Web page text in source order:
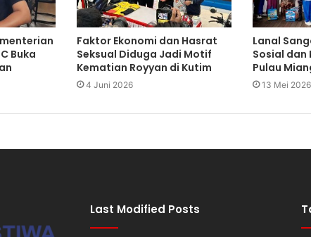
Buka
Faktor Ekonomi dan Hasrat
Seksual Diduga Jadi Motif
Kematian Royyan di Kutim
4 Juni 2026
Lanal
Sosial dan
Pulau
13 Mei 2026
Last Modified Posts